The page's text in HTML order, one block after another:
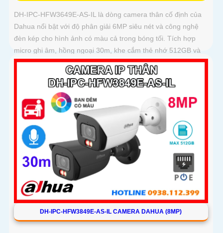
DH-IPC-HFW3649E-AS-IL là dòng camera thân cố định của
Dahua nổi bật với độ phân giải 6MP siêu nét và công nghệ
đèn kép cho hình ảnh có màu cả trong bóng tối. Tích hợp
micro ghi âm, hồng ngoại 30m, khe cắm thẻ nhớ 512GB và
chuẩn IP67 chống bụi nước,camera hoạt động ổn định trong
mọi điều kiện thời tiết
DH-IPC-HFW3849E-AS-IL CAMERA DAHUA (8MP)